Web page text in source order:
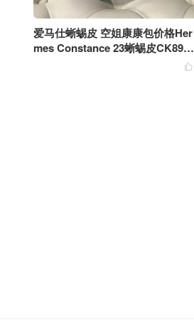
爱马仕蜥蜴皮 空姐康康包价格Her
mes Constance 23蜥蜴皮CK89黑
